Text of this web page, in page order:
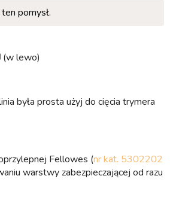
pomysł.
(w lewo)
była prosta użyj do cięcia trymera
Fellowes (nr kat. 5302202
warstwy zabezpieczającej od razu